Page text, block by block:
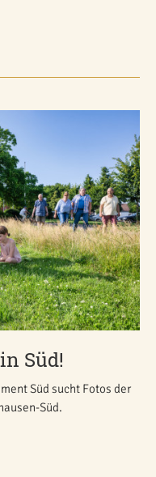
Süd!
Süd sucht Fotos der
Süd.